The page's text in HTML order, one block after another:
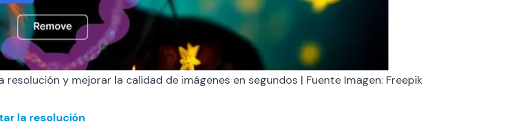
y mejorar la calidad de imágenes en segundos | Fuente Imagen: Freepik
la resolución